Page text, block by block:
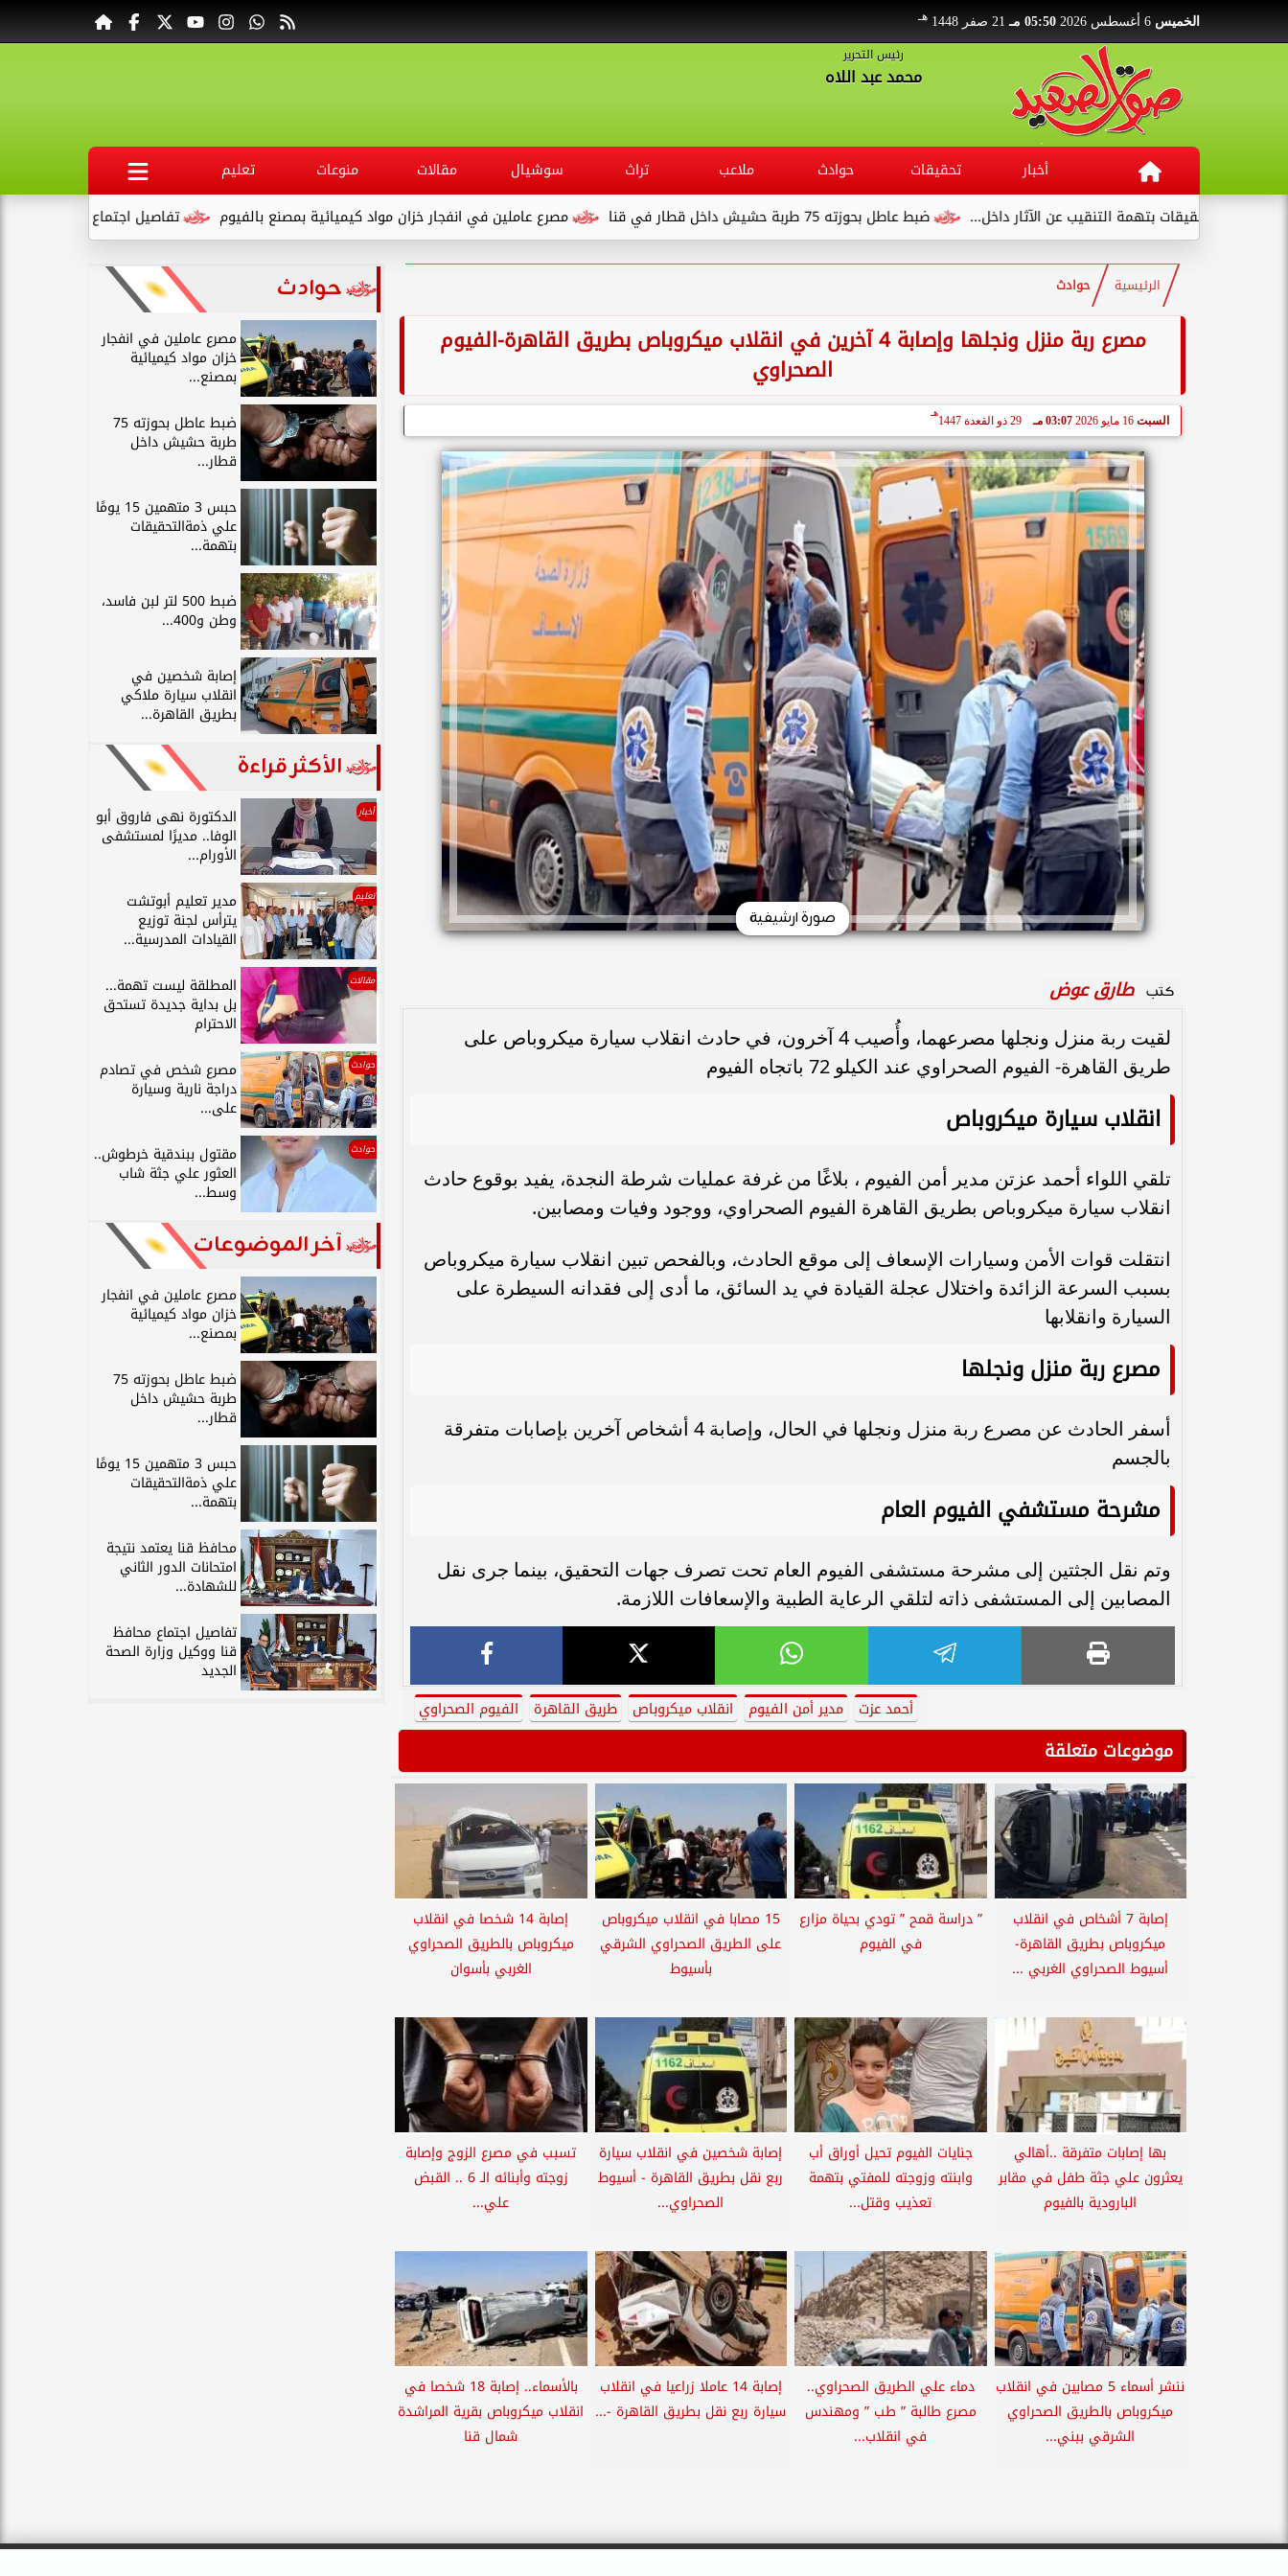
الخميس 05:50 مـ 21 صفر 1448 هـ
رئيس التحرير
محمد عبد اللاه
أخبار تحقيقات حوادث ملاعب تراث سوشيال مقالات منوعات
تعليم
تفاصيل اجتماع محافظ قنا ووكيل وزارة
مصرع عاملين في انفجار خزان مواد كيميائية بمصنع بالفيوم ضبط عاطل بحوزته 75 طربة حشيش داخل قطار في قنا
الرئيسية حوادث
مصرع ربة منزل ونجلها وإصابة 4 آخرين في انقلاب ميكروباص بطريق القاهرة-الفيوم
الصحراوي
السبت 16 مايو 2026 03:07 مـ 29 ذو القعدة 1447
هـ
صورة ارشيفية
كتب طارق عوض
لقيت ربة منزل ونجلها مصرعهما، وأُصيب 4 آخرون، في حادث انقلاب سيارة ميكروباص على
طريق القاهرة- الفيوم الصحراوي عند الكيلو 72 باتجاه الفيوم
انقلاب سيارة ميكروباص
تلقي اللواء أحمد عزتن مدير أمن الفيوم ، بلاغًا من غرفة عمليات شرطة النجدة، يفيد بوقوع حادث
انقلاب سيارة ميكروباص بطريق القاهرة الفيوم الصحراوي، ووجود وفيات ومصابين.
انتقلت قوات الأمن وسيارات الإسعاف إلى موقع الحادث، وبالفحص تبين انقلاب سيارة ميكروباص
بسبب السرعة الزائدة واختلال عجلة القيادة في يد السائق، ما أدى إلى فقدانه السيطرة على
السيارة وانقلابها
مصرع ربة منزل ونجلها
أسفر الحادث عن مصرع ربة منزل ونجلها في الحال، وإصابة 4 أشخاص آخرين بإصابات متفرقة
بالجسم
مشرحة مستشفي الفيوم العام
وتم نقل الجثتين إلى مشرحة مستشفى الفيوم العام تحت تصرف جهات التحقيق، بينما جرى نقل
المصابين إلى المستشفى ذاته لتلقي الرعاية الطبية والإسعافات اللازمة.
أحمد عزت مدير أمن الفيوم انقلاب ميكروباص طريق القاهرة الفيوم الصحراوي
موضوعات متعلقة
إصابة 7 أشخاص في انقلاب
ميكروباص بطريق القاهرة-
أسيوط الصحراوي الغربي ...
” دراسة قمح ” تودي بحياة مزارع
في الفيوم
15 مصابا في انقلاب ميكروباص
على الطريق الصحراوي الشرقي
بأسيوط
إصابة 14 شخصا في انقلاب
ميكروباص بالطريق الصحراوي
الغربي بأسوان
بها إصابات متفرقة ..أهالي
يعثرون علي جثة طفل في مقابر
البارودية بالفيوم
جنايات الفيوم تحيل أوراق أب
وابنته وزوجته للمفتي بتهمة
تعذيب وقتل...
إصابة شخصين في انقلاب سيارة
ربع نقل بطريق القاهرة - أسيوط
الصحراوي...
تسبب في مصرع الزوج وإصابة
زوجته وأبنائه الـ 6 .. القبض
علي...
ننشر أسماء 5 مصابين في انقلاب
ميكروباص بالطريق الصحراوي
الشرقي ببني...
دماء علي الطريق الصحراوي..
مصرع طالبة ” طب ” ومهندس
في انقلاب...
إصابة 14 عاملا زراعيا في انقلاب
سيارة ربع نقل بطريق القاهرة -...
بالأسماء.. إصابة 18 شخصا في
انقلاب ميكروباص بقرية المراشدة
شمال قنا
حوادث
مصرع عاملين في انفجار
خزان مواد كيميائية
بمصنع...
ضبط عاطل بحوزته 75
طربة حشيش داخل
قطار...
حبس 3 متهمين 15 يومًا
علي ذمةالتحقيقات
بتهمة...
ضبط 500 لتر لبن فاسد،
وطن و400...
إصابة شخصين في
انقلاب سيارة ملاكي
بطريق القاهرة...
الأكثر قراءة
أخبار الدكتورة نهى فاروق أبو
الوفا.. مديرًا لمستشفى
الأورام...
تعليم مدير تعليم أبوتشت
يترأس لجنة توزيع
القيادات المدرسية...
مقالات المطلقة ليست تهمة...
بل بداية جديدة تستحق
الاحترام
حوادث مصرع شخص في تصادم
دراجة نارية وسيارة
على...
حوادث مقتول ببندقية خرطوش..
العثور علي جثة شاب
وسط...
آخر الموضوعات
مصرع عاملين في انفجار
خزان مواد كيميائية
بمصنع...
ضبط عاطل بحوزته 75
طربة حشيش داخل
قطار...
حبس 3 متهمين 15 يومًا
علي ذمةالتحقيقات
بتهمة...
محافظ قنا يعتمد نتيجة
امتحانات الدور الثاني
للشهادة...
تفاصيل اجتماع محافظ
قنا ووكيل وزارة الصحة
الجديد